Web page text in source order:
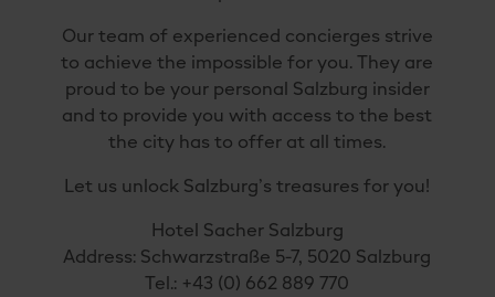
Our team of experienced concierges strive
to achieve the impossible for you. They are
proud to be your personal Salzburg insider
and to provide you with access to the best
the city has to offer at all times.
Let us unlock Salzburg’s treasures for you!
Hotel Sacher Salzburg
Address: Schwarzstraße 5-7, 5020 Salzburg
Tel.: +43 (0) 662 889 770